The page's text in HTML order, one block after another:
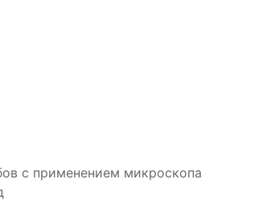
с применением микроскопа